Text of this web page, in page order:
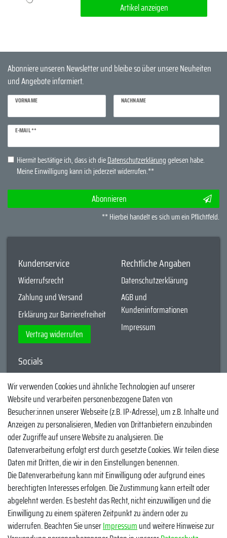
Artikel anzeigen
Abonniere unseren Newsletter und bleibe so über unsere Neuheiten
und Angebote informiert.
VORNAME NACHNAME
E-MAIL **
Newsletter
Honig
Hiermit bestätige ich, dass ich dieDaten­schutz­erklärunggelesen habe.
Meine Einwilligung kann ich jederzeit widerrufen.**
Abonnieren
** Hierbei handelt es sich um ein Pflichtfeld.
Kundenservice
Widerrufsrecht
Zahlung und Versand
Erklärung zur Barrierefreiheit
Vertrag widerrufen
Rechtliche Angaben
Datenschutzerklärung
AGB und
Kundeninformationen
Impressum
Socials
YouTube
Facebook
Instagram
TikTok
Zahlungsmethoden
Wir verwenden Cookies und ähnliche Technologien auf unserer
Website und verarbeiten personenbezogene Daten von
Besucher:innen unserer Webseite (z.B. IP-Adresse), um z.B. Inhalte und
Anzeigen zu personalisieren, Medien von Drittanbietern einzubinden
oder Zugriffe auf unsere Website zu analysieren. Die
Datenverarbeitung erfolgt erst durch gesetzte Cookies. Wir teilen diese
Daten mit Dritten, die wir in den Einstellungen benennen.
Die Datenverarbeitung kann mit Einwilligung oder aufgrund eines
berechtigten Interesses erfolgen. Die Zustimmung kann erteilt oder
abgelehnt werden. Es besteht das Recht, nicht einzuwilligen und die
Einwilligung zu einem späteren Zeitpunkt zu ändern oder zu
widerrufen. Beachten Sie unserImpressumund weitere Hinweise zur